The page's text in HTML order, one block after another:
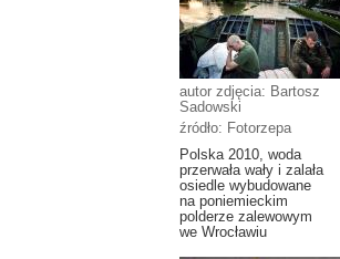
autor zdjęcia: Bartosz
Sadowski
źródło: Fotorzepa
Polska 2010, woda
przerwała wały i zalała
osiedle wybudowane
na poniemieckim
polderze zalewowym
we Wrocławiu